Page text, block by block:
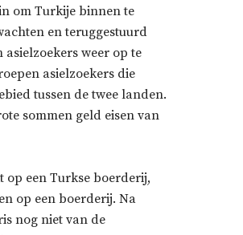
om Turkije binnen te
en teruggestuurd
weer op te
asielzoekers die
tussen de twee landen.
sommen geld eisen van
een Turkse boerderij,
op een boerderij. Na
nog niet van de